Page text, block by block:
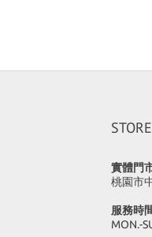
STORE
實體門
桃園市
服務時
MON.-